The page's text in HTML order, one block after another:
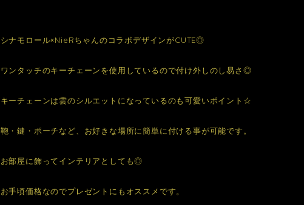
シナモロール×NieRちゃんのコラボデザインがCUTE◎
ワンタッチのキーチェーンを使用しているので付け外しのし易さ◎
キーチェーンは雲のシルエットになっているのも可愛いポイント☆
鞄・鍵・ポーチなど、お好きな場所に簡単に付ける事が可能です。
お部屋に飾ってインテリアとしても◎
お手頃価格なのでプレゼントにもオススメです。